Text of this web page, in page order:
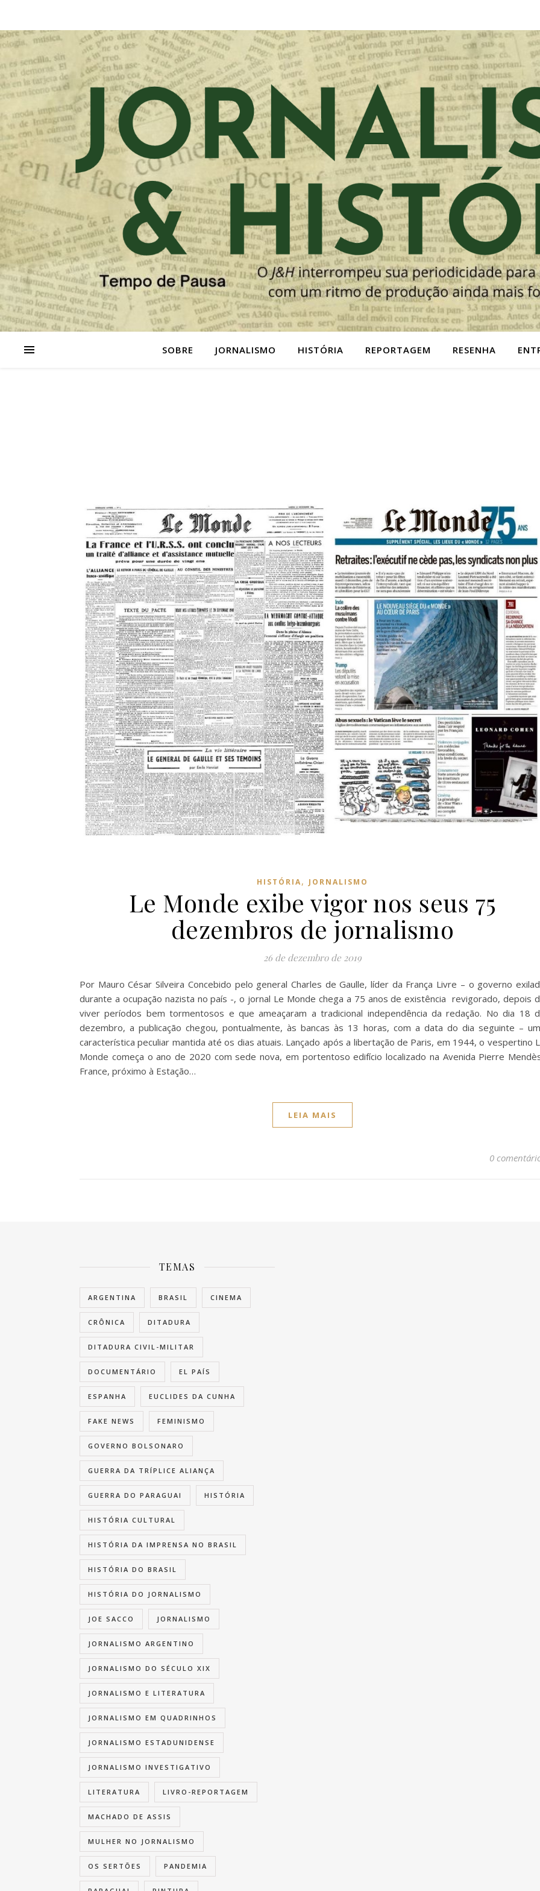
SOBRE JORNALISMO HISTÓRIA REPORTAGEM RESENHA
HISTÓRIA, JORNALISMO
Le Monde exibe vigor nos seus 75
dezembros de jornalismo
26 de dezembro de 2019
Por Mauro César Silveira Concebido pelo general Charles de Gaulle, líder da França Livre – o governo
durante a ocupação nazista no país -, o jornal Le Monde chega a 75 anos de existência revigorado, depois
viver períodos bem tormentosos e que ameaçaram a tradicional independência da redação. No dia 18
dezembro, a publicação chegou, pontualmente, às bancas às 13 horas, com a data do dia seguinte –
característica peculiar mantida até os dias atuais. Lançado após a libertação de Paris, em 1944, o vespertino
Monde começa o ano de 2020 com sede nova, em portentoso edifício localizado na Avenida Pierre­
France, próximo à Estação…
LEIA MAIS
0
TEMAS
ARGENTINA BRASIL CINEMA
CRÔNICA DITADURA
DITADURA CIVIL-MILITAR
DOCUMENTÁRIO EL PAÍS
ESPANHA EUCLIDES DA CUNHA
FAKE NEWS FEMINISMO
GOVERNO BOLSONARO
GUERRA DA TRÍPLICE ALIANÇA
GUERRA DO PARAGUAI HISTÓRIA
HISTÓRIA CULTURAL
HISTÓRIA DA IMPRENSA NO BRASIL
HISTÓRIA DO BRASIL
HISTÓRIA DO JORNALISMO
JOE SACCO JORNALISMO
JORNALISMO ARGENTINO
JORNALISMO DO SÉCULO XIX
JORNALISMO E LITERATURA
JORNALISMO EM QUADRINHOS
JORNALISMO ESTADUNIDENSE
JORNALISMO INVESTIGATIVO
LITERATURA LIVRO-REPORTAGEM
MACHADO DE ASSIS
MULHER NO JORNALISMO
OS SERTÕES PANDEMIA